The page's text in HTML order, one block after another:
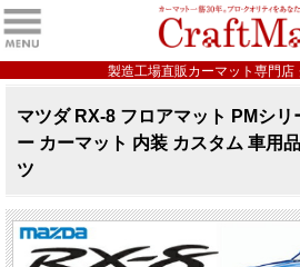
製造工場直販カーマット専門店
マツダ RX-8 フロアマット PMシリ
ー カーマット 内装 カスタム 車用
ツ